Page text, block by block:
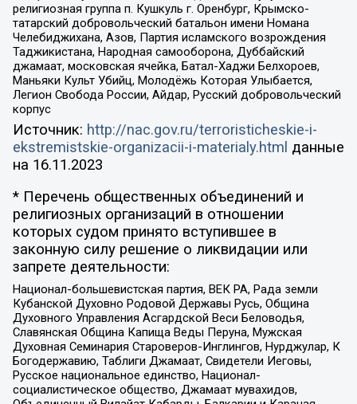
религиозная группа п. Кушкуль г. Оренбург, Крымско-
татарский добровольческий батальон имени Номана
Челебиджихана, Азов, Партия исламского возрождения
Таджикистана, Народная самооборона, Дуббайский
джамаат, московская ячейка, Батал-Хаджи Белхороев,
Маньяки Культ Убийц, Молодёжь Которая Улыбается,
Легион Свобода России, Айдар, Русский добровольческий
корпус
Источник: http://nac.gov.ru/terroristicheskie-i-
ekstremistskie-organizacii-i-materialy.html данные
на 16.11.2023
* Перечень общественных объединений и
религиозных организаций в отношении
которых судом принято вступившее в
законную силу решение о ликвидации или
запрете деятельности:
Национал-большевистская партия, ВЕК РА, Рада земли
Кубанской Духовно Родовой Державы Русь, Община
Духовного Управления Асгардской Веси Беловодья,
Славянская Община Капища Веды Перуна, Мужская
Духовная Семинария Староверов-Инглингов, Нурджулар, К
Богодержавию, Таблиги Джамаат, Свидетели Иеговы,
Русское национальное единство, Национал-
социалистическое общество, Джамаат мувахидов,